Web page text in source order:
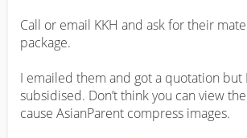
Call or email KKH and ask for their
package.
I emailed them and got a quotation but
subsidised. Don’t think you can view
cause AsianParent compress images.